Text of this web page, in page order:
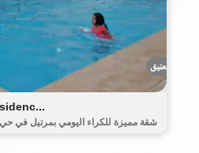
البيت العتيق
شقة مميزة للكراء اليومي بمرتيل في